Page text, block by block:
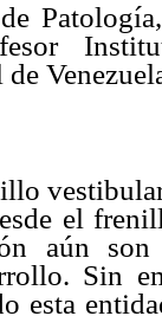
el
aún son
Sin
esta